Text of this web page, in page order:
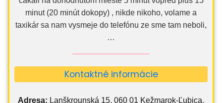
minut (20 minút dokopy) , nikde nikoho, volame a
taxikár sa nam vysmeje do telefónu ze sme tam neboli,
…
Kontaktné informácie
Adresa: Lanškrounská 15, 060 01 Kežmarok-Ľubica,